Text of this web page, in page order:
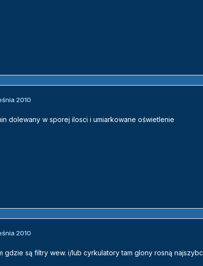
2010
dolewany w sporej ilosci i umiarkowane oświetlenie
2010
gdzie są filtry wew. i/lub cyrkulatory tam glony rosną